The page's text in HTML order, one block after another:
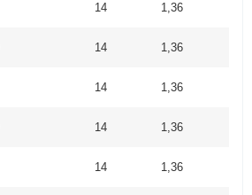
14 1,36
14 1,36
14 1,36
14 1,36
14 1,36